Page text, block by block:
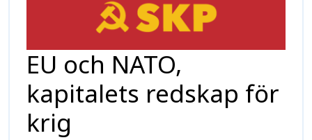
EU och NATO,
kapitalets redskap för
krig